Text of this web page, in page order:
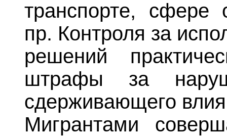
транспорте, сфере
пр. Контроля за
решений
штрафы за
сдерживающего
Мигрантами